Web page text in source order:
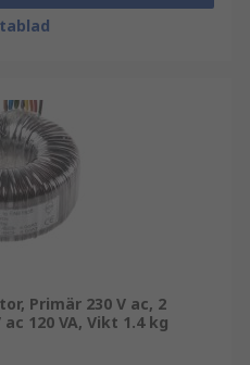
Primär 230 V ac, 2
120 VA, Vikt 1.4 kg